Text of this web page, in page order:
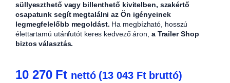
süllyeszthető vagy billenthető kivitelben, szakértő
csapatunk segít megtalálni az Ön igényeinek
legmegfelelőbb megoldást. Ha megbízható, hosszú
élettartamú utánfutót keres kedvező áron, a Trailer Shop
biztos választás.
10 270 Ft nettó (13 043 Ftbruttó)